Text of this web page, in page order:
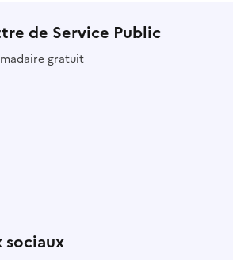
de Service Public
gratuit
sociaux